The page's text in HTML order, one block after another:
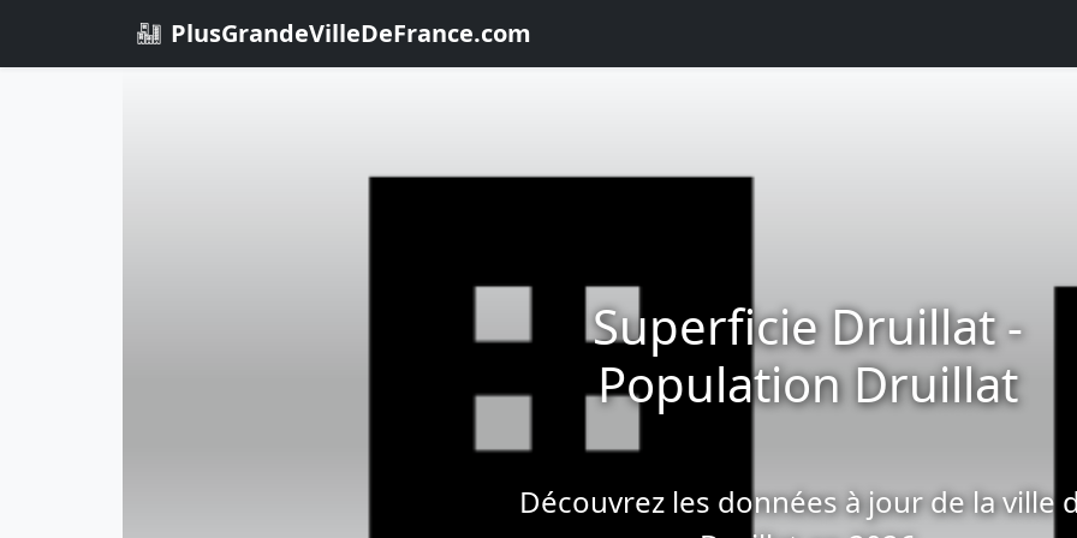
PlusGrandeVilleDeFrance.com
Superficie Druillat -
Population Druillat
Découvrez les données à jour de la ville